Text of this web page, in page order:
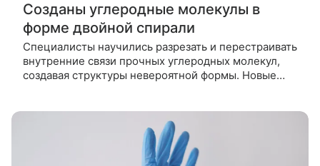
Созданы углеродные молекулы в
форме двойной спирали
Специалисты научились разрезать и перестраивать
внутренние связи прочных углеродных молекул,
создавая структуры невероятной формы. Новые